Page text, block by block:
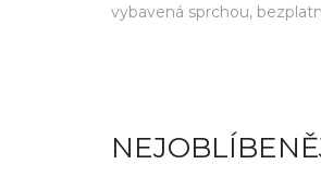
vybavená sprchou,